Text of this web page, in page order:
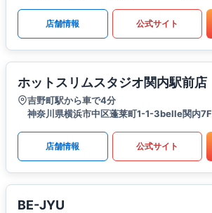
店舗情報 公式サイト
ホットスリムスタジオ関内駅前店
吉野町駅から車で4分
神奈川県横浜市中区蓬莱町1-1-3belle関内7F
店舗情報 公式サイト
BE-JYU